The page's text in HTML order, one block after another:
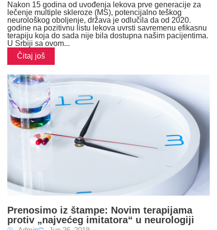
Nakon 15 godina od uvođenja lekova prve generacije za
lečenje multiple skleroze (MS), potencijalno teškog
neurološkog oboljenje, država je odlučila da od 2020.
godine na pozitivnu listu lekova uvrsti savremenu efikasnu
terapiju koja do sada nije bila dostupna našim pacijentima.
U Srbiji sa ovom...
Čitaj još
Prenosimo iz štampe: Novim terapijama
protiv „najvećeg imitatora“ u neurologiji